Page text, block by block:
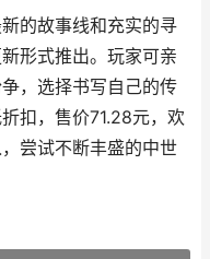
的故事线和充实的寻
形式推出。玩家可亲
，选择书写自己的传
扣，售价71.28元，欢
尝试不断丰盛的中世